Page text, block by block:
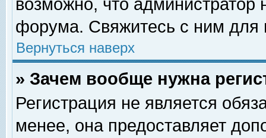
возможно, что
форума. Свяжитесь с ним для
Вернуться наверх
» Зачем вообще нужна
Регистрация не является
менее, она предоставляет